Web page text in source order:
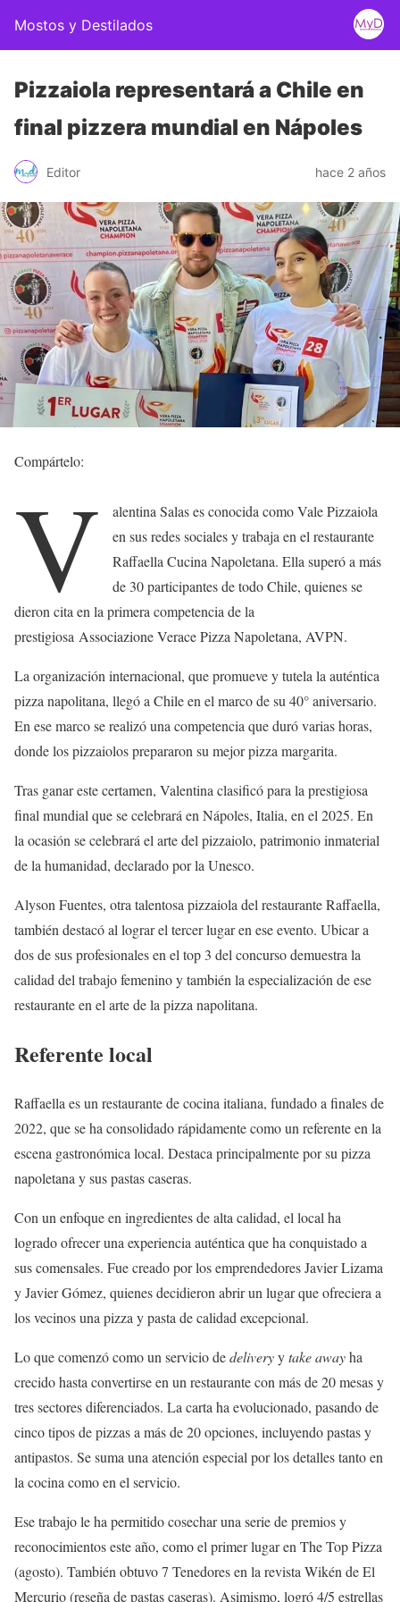
Mostos y Destilados
Pizzaiola representará a Chile en
final pizzera mundial en Nápoles
Editor hace 2 años
Compártelo:
V
alentina Salas es conocida como Vale Pizzaiola
en sus redes sociales y trabaja en el restaurante
Raffaella Cucina Napoletana. Ella superó a más
de 30 participantes de todo Chile, quienes se
dieron cita en la primera competencia de la
prestigiosa Associazione Verace Pizza Napoletana, AVPN.
La organización internacional, que promueve y tutela la auténtica
pizza napolitana, llegó a Chile en el marco de su 40° aniversario.
En ese marco se realizó una competencia que duró varias horas,
donde los pizzaiolos prepararon su mejor pizza margarita.
Tras ganar este certamen, Valentina clasificó para la prestigiosa
final mundial que se celebrará en Nápoles, Italia, en el 2025. En
la ocasión se celebrará el arte del pizzaiolo, patrimonio inmaterial
de la humanidad, declarado por la Unesco.
Alyson Fuentes, otra talentosa pizzaiola del restaurante Raffaella,
también destacó al lograr el tercer lugar en ese evento. Ubicar a
dos de sus profesionales en el top 3 del concurso demuestra la
calidad del trabajo femenino y también la especialización de ese
restaurante en el arte de la pizza napolitana.
Referente local
Raffaella es un restaurante de cocina italiana, fundado a finales de
2022, que se ha consolidado rápidamente como un referente en la
escena gastronómica local. Destaca principalmente por su pizza
napoletana y sus pastas caseras.
Con un enfoque en ingredientes de alta calidad, el local ha
logrado ofrecer una experiencia auténtica que ha conquistado a
sus comensales. Fue creado por los emprendedores Javier Lizama
y Javier Gómez, quienes decidieron abrir un lugar que ofreciera a
los vecinos una pizza y pasta de calidad excepcional.
Lo que comenzó como un servicio dedeliveryytake awayha
crecido hasta convertirse en un restaurante con más de 20 mesas y
tres sectores diferenciados. La carta ha evolucionado, pasando de
cinco tipos de pizzas a más de 20 opciones, incluyendo pastas y
antipastos. Se suma una atención especial por los detalles tanto en
la cocina como en el servicio.
Ese trabajo le ha permitido cosechar una serie de premios y
reconocimientos este año, como el primer lugar en The Top Pizza
(agosto). También obtuvo 7 Tenedores en la revista Wikén de El
Mercurio (reseña de pastas caseras). Asimismo, logró 4/5 estrellas